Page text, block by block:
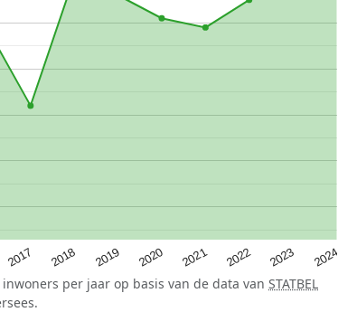
2017 2018 2019 2020 2021 2022 2023 2024
per jaar op basis van de data van STATBEL